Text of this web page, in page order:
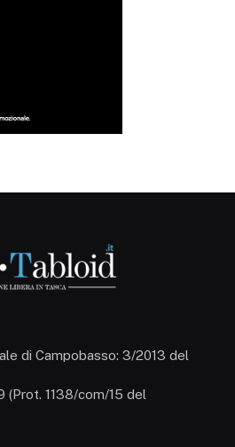
di Campobasso: 3/2013 del
(Prot. 1138/com/15 del